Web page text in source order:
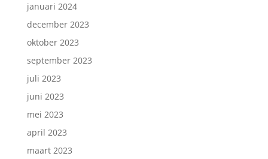
januari 2024
december 2023
oktober 2023
september 2023
juli 2023
juni 2023
mei 2023
april 2023
maart 2023